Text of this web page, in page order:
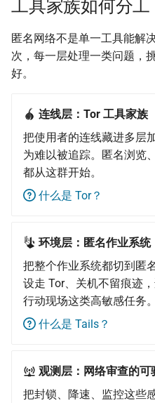
工具家族如何分工
匿名网络不是单一工具能解
次，每一层处理一类问题，
好。
连线层：Tor 工具家族
把使用者的连线藏进多层
为难以被追踪。匿名浏览
都从这群开始。
什么是 Tor？
环境层：匿名作业系统
把整个作业系统都切到匿
设走 Tor、关机不留痕迹
行动现场这类高敏感任务。
什么是 Tails？
观测层：网络审查的可
把封锁、降速、监控这些